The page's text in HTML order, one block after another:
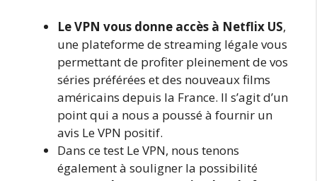
Le VPN vous donne accès à Netflix US,
une plateforme de streaming légale vous
permettant de profiter pleinement de vos
séries préférées et des nouveaux films
américains depuis la France. Il s’agit d’un
point qui a nous a poussé à fournir un
avis Le VPN positif.
Dans ce test Le VPN, nous tenons
également à souligner la possibilité